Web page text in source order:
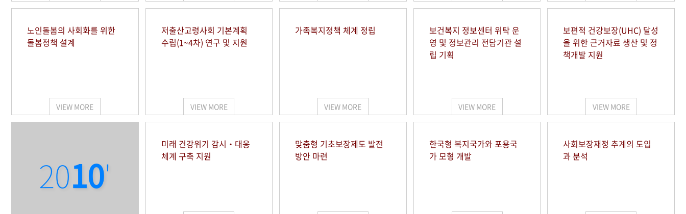
노인돌봄의 사회화를 위한
돌봄정책 설계
VIEW MORE
저출산고령사회 기본계획
수립(1~4차) 연구 및 지원
VIEW MORE
가족복지정책 체계 정립
VIEW MORE
보건복지 정보센터 위탁 운
영 및 정보관리 전담기관 설
립 기획
VIEW MORE
보편적 건강보장(UHC) 달성
을 위한 근거자료 생산 및 정
책개발 지원
VIEW MORE
2010'
미래 건강위기 감시‧대응
체계 구축 지원
맞춤형 기초보장제도 발전
방안 마련
한국형 복지국가와 포용국
가 모형 개발
사회보장재정 추계의 도입
과 분석